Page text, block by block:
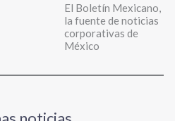
El Boletín Mexicano,
la fuente de noticias
corporativas de
México